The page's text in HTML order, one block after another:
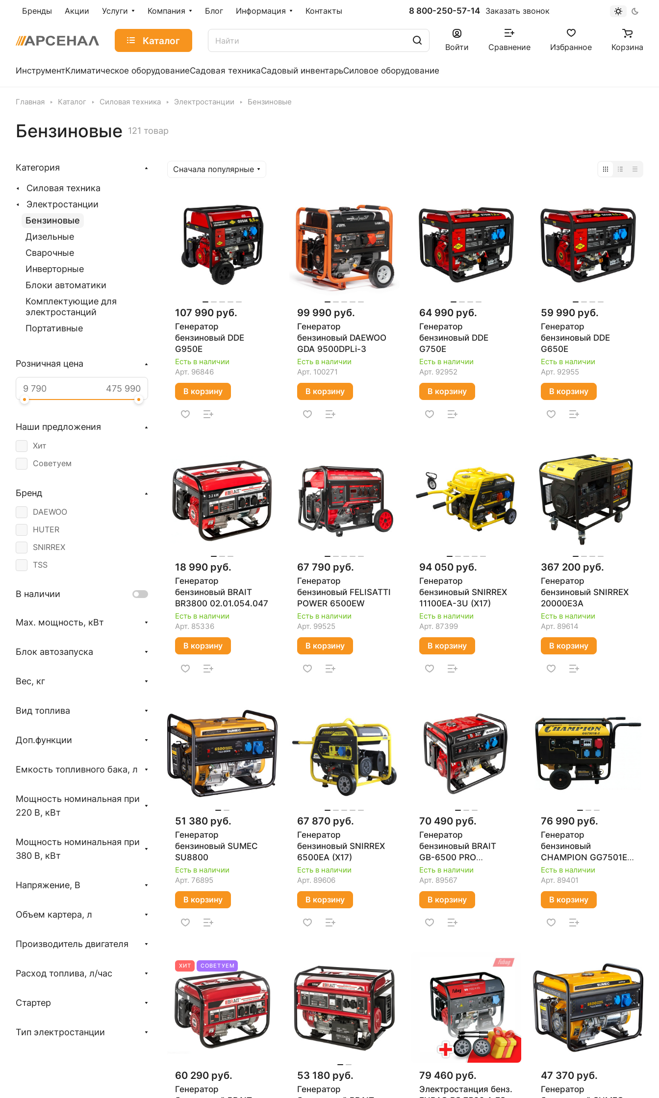
Бренды Акции Услуги Компания Блог Информация Контакты 8 800-250-57-14 Заказать звонок
Каталог
Войти Сравнение Избранное Корзина
ИнструментКлиматическое оборудованиеСадовая техникаСадовый инвентарьСиловое оборудование
Главная Каталог Силовая техника Электростанции Бензиновые
Бензиновые 121 товар
Сначала популярные
107 990 руб.
Генератор
бензиновый DDE
G950E
Есть в наличии
Арт. 96846
В корзину
99 990 руб.
Генератор
бензиновый DAEWOO
GDA 9500DPLi-3
Есть в наличии
Арт. 100271
В корзину
64 990 руб.
Генератор
бензиновый DDE
G750E
Есть в наличии
Арт. 92952
В корзину
59 990 руб.
Генератор
бензиновый DDE
G650E
Есть в наличии
Арт. 92955
В корзину
18 990 руб.
Генератор
бензиновый BRAIT
BR3800 02.01.054.047
Есть в наличии
Арт. 85336
В корзину
67 790 руб.
Генератор
бензиновый FELISATTI
POWER 6500EW
Есть в наличии
Арт. 99525
В корзину
94 050 руб.
Генератор
бензиновый SNIRREX
11100EA-3U (X17)
Есть в наличии
Арт. 87399
В корзину
367 200 руб.
Генератор
бензиновый SNIRREX
20000E3A
Есть в наличии
Арт. 89614
В корзину
51 380 руб.
Генератор
бензиновый SUMEC
SU8800
Есть в наличии
Арт. 76895
В корзину
67 870 руб.
Генератор
бензиновый SNIRREX
6500EA (X17)
Есть в наличии
Арт. 89606
В корзину
70 490 руб.
Генератор
бензиновый BRAIT
GB-6500 PRO
02.01.026.035
Есть в наличии
Арт. 89567
В корзину
76 990 руб.
Генератор
бензиновый
CHAMPION GG7501E-
3
Есть в наличии
Арт. 89401
В корзину
ХИТ СОВЕТУЕМ
60 290 руб.
Генератор
53 180 руб.
Генератор
79 460 руб.
Электростанция бенз.
47 370 руб.
Генератор
Категория
Силовая техника
Электростанции
Бензиновые
Дизельные
Сварочные
Инверторные
Блоки автоматики
Комплектующие для
электростанций
Портативные
Розничная цена
Наши предложения
Хит
Советуем
Бренд
DAEWOO
HUTER
SNIRREX
TSS
В наличии
Max. мощность, кВт
Блок автозапуска
Вес, кг
Вид топлива
Доп.функции
Емкость топливного бака, л
Мощность номинальная при
220 В, кВт
Мощность номинальная при
380 В, кВт
Напряжение, В
Объем картера, л
Производитель двигателя
Расход топлива, л/час
Стартер
Тип электростанции